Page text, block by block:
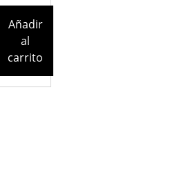
Añadir
al
carrito